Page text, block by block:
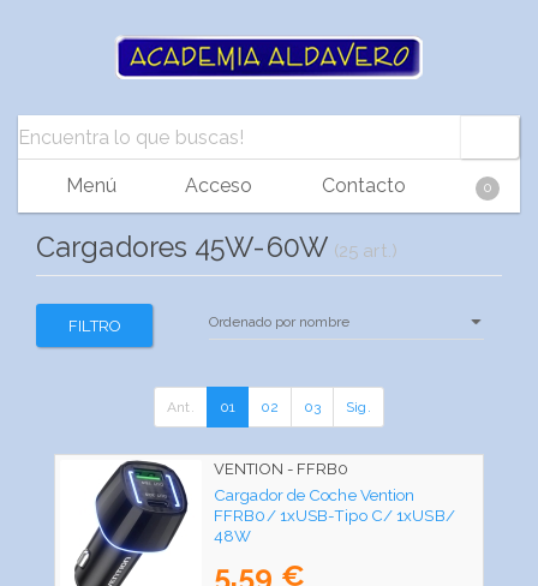
Menú Acceso Contacto 0
Cargadores 45W-60W (25 art.)
FILTRO
Ant. 01 02 03 Sig.
VENTION - FFRB0
Cargador de Coche Vention
FFRB0/ 1xUSB-Tipo C/ 1xUSB/
48W
5,59 €